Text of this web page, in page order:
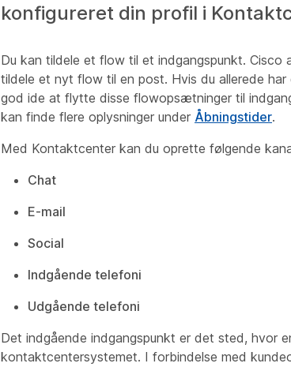
konfigureret din profil i
Du kan tildele et flow til et indgangspunkt. Cisco
tildele et nyt flow til en post. Hvis du allerede
god ide at flytte disse flowopsætninger til
kan finde flere oplysninger under Åbningstider.
Med Kontaktcenter kan du oprette følgende
Chat
E-mail
Social
Indgående telefoni
Udgående telefoni
Det indgående indgangspunkt er det sted, hvor
kontaktcentersystemet. I forbindelse med